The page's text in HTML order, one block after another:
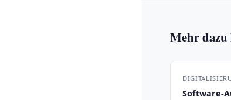
Mehr dazu
Software-